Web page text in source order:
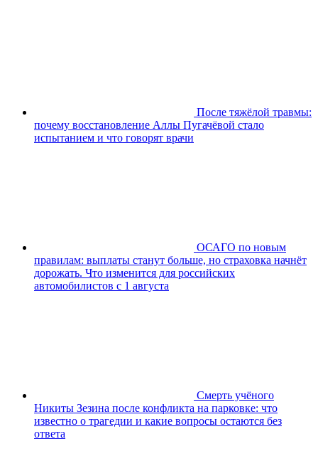
После тяжёлой травмы:
почему восстановление Аллы Пугачёвой стало
испытанием и что говорят врачи
ОСАГО по новым
правилам: выплаты станут больше, но страховка начнёт
дорожать. Что изменится для российских
автомобилистов с 1 августа
Смерть учёного
Никиты Зезина после конфликта на парковке: что
известно о трагедии и какие вопросы остаются без
ответа